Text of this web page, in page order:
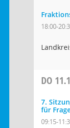
18:00-
DO
7.
für
09:15-